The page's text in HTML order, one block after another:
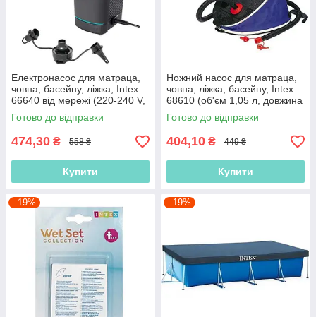
Електронасос для матраца,
човна, басейну, ліжка, Intex
66640 від мережі (220-240 V,
650 л/хв)
Готово до відправки
474,30 ₴ 558 ₴
Купити
Ножний насос для матраца,
човна, ліжка, басейну, Intex
68610 (об'єм 1,05 л, довжина
30 см), інтекс
Готово до відправки
404,10 ₴ 449 ₴
Купити
–19% –19%